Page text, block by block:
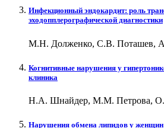
Инфекционный эндокардит: роль
эходопплерографической диагностики
М.Н. Долженко, С.В. Поташев,
Когнитивные нарушения у
клиника
Н.А. Шнайдер, М.М. Петрова,
Нарушения обмена липидов у женщин